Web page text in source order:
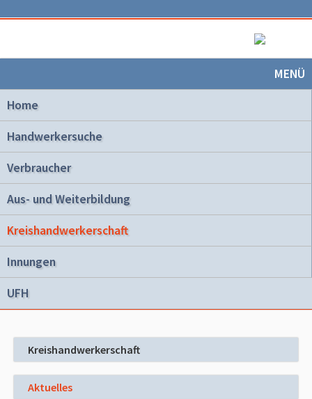
MENÜ
Home
Handwerkersuche
Verbraucher
Aus- und Weiterbildung
Kreishandwerkerschaft
Innungen
UFH
Kreishandwerkerschaft
Aktuelles